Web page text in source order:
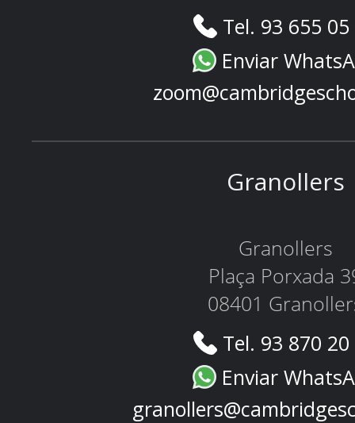
Tel. 93 655
Enviar
Granollers
Granollers
Plaça Porxada
08401
Tel. 93 870
Enviar